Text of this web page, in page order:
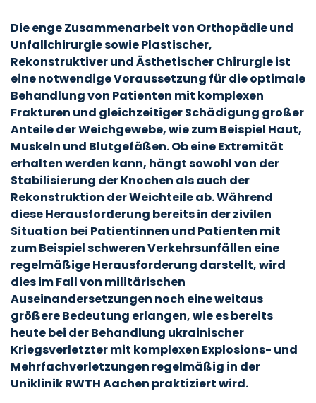
Die enge Zusammenarbeit von Orthopädie und
Unfallchirurgie sowie Plastischer,
Rekonstruktiver und Ästhetischer Chirurgie ist
eine notwendige Voraussetzung für die optimale
Behandlung von Patienten mit komplexen
Frakturen und gleichzeitiger Schädigung großer
Anteile der Weichgewebe, wie zum Beispiel Haut,
Muskeln und Blutgefäßen. Ob eine Extremität
erhalten werden kann, hängt sowohl von der
Stabilisierung der Knochen als auch der
Rekonstruktion der Weichteile ab. Während
diese Herausforderung bereits in der zivilen
Situation bei Patientinnen und Patienten mit
zum Beispiel schweren Verkehrsunfällen eine
regelmäßige Herausforderung darstellt, wird
dies im Fall von militärischen
Auseinandersetzungen noch eine weitaus
größere Bedeutung erlangen, wie es bereits
heute bei der Behandlung ukrainischer
Kriegsverletzter mit komplexen Explosions- und
Mehrfachverletzungen regelmäßig in der
Uniklinik RWTH Aachen praktiziert wird.